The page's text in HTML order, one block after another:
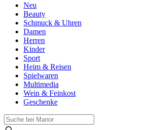
Neu
Beauty
Schmuck & Uhren
Damen
Herren
Kinder
Sport
Heim & Reisen
Spielwaren
Multimedia
Wein & Feinkost
Geschenke